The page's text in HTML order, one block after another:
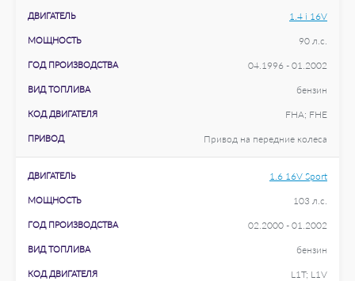
ДВИГАТЕЛЬ 1.4 i 16V
МОЩНОСТЬ 90 л.с.
ГОД ПРОИЗВОДСТВА 04.1996 - 01.2002
ВИД ТОПЛИВА бензин
КОД ДВИГАТЕЛЯ FHA; FHE
ПРИВОД Привод на передние колеса
ДВИГАТЕЛЬ 1.6 16V Sport
МОЩНОСТЬ 103 л.с.
ГОД ПРОИЗВОДСТВА 02.2000 - 01.2002
ВИД ТОПЛИВА бензин
КОД ДВИГАТЕЛЯ L1T; L1V